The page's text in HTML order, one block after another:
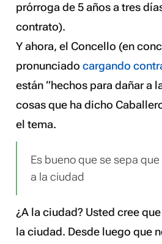
prórroga de 5 años a tres
contrato).
Y ahora, el Concello (en
pronunciadocargando
están “hechos para dañar a
cosas que ha dicho
el tema.
Es bueno que se sepa
a la ciudad
¿A la ciudad? Usted cree
la ciudad. Desde luego que